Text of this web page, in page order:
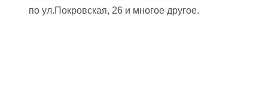
по ул.Покровская, 26 и многое другое.